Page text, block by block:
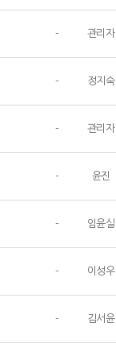
- 관리자
- 정지숙
- 관리자
- 윤진
- 임윤실
- 이성우
- 김서윤